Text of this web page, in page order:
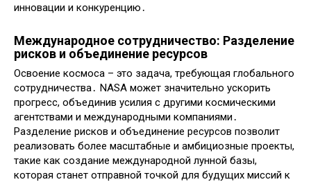
инновации и конкуренцию․
Международное сотрудничество: Разделение
рисков и объединение ресурсов
Освоение космоса – это задача, требующая глобального
сотрудничества․ NASA может значительно ускорить
прогресс, объединив усилия с другими космическими
агентствами и международными компаниями․
Разделение рисков и объединение ресурсов позволит
реализовать более масштабные и амбициозные проекты,
такие как создание международной лунной базы,
которая станет отправной точкой для будущих миссий к